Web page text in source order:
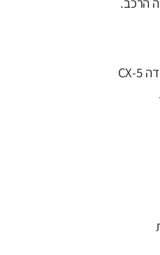
הדף מתאים למי שמחפש תמונה של מערכת מולטימדיה למאזדה CX-5